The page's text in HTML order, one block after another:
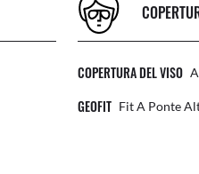
COPERTURA DEL VISO
GEOFIT Fit A Ponte